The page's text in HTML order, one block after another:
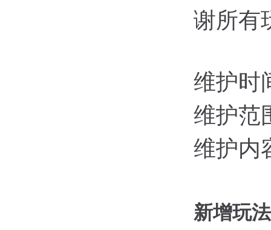
谢所有
维护时
维护范
维护内
新增玩法